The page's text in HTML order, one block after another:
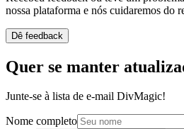
nossa plataforma e nós cuidaremos do
Dê feedback
Quer se manter
Junte-se à lista de e-mail DivMagic!
Nome completo